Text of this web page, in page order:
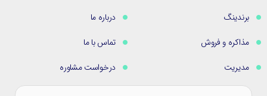
برندینگ
مذاکره و فروش
مدیریت
درباره ما
تماس با ما
درخواست مشاوره